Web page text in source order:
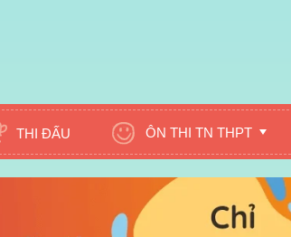
THI ĐẤU ÔN THI TN THPT